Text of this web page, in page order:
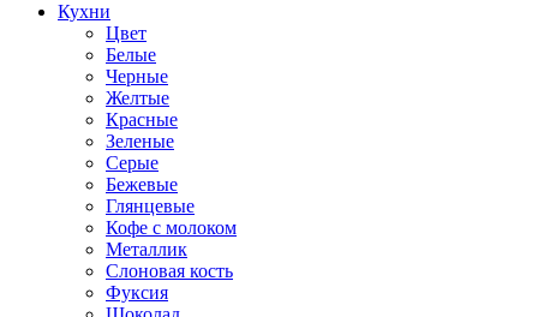
Кухни
Цвет
Белые
Черные
Желтые
Красные
Зеленые
Серые
Бежевые
Глянцевые
Кофе с молоком
Металлик
Слоновая кость
Фуксия